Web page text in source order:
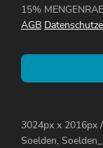
15%
AGB
3024px x 2016px
Soelden,